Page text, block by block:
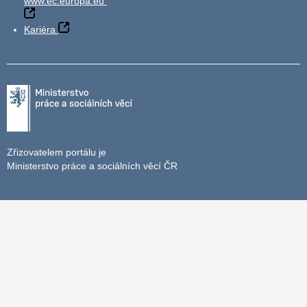
Kariéra
Zřizovatelem portálu je
Ministerstvo práce a sociálních věcí ČR